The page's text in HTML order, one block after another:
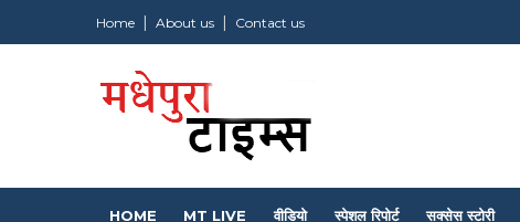
Home About us Contact us
HOME MT LIVE वीडियो स्पेशल रिपोर्ट सक्सेस स्टोरी